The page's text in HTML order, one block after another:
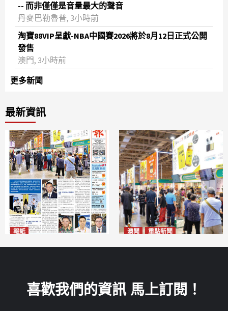
-- 而非僅僅是音量最大的聲音
丹麥巴勒魯普, 3小時前
淘寶88VIP呈獻-NBA中國賽2026將於8月12日正式公開
發售
澳門, 3小時前
更多新聞
最新資訊
報紙 澳聞 重點新聞
2026-08-10
喜歡我們的資訊 馬上訂閱！